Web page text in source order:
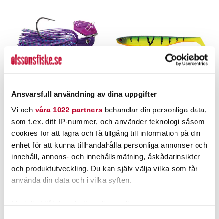
Ansvarsfull användning av dina uppgifter
Vi och våra 1022 partners behandlar din personliga data,
som t.ex. ditt IP-nummer, och använder teknologi såsom
cookies för att lagra och få tillgång till information på din
enhet för att kunna tillhandahålla personliga annonser och
innehåll, annons- och innehållsmätning, åskådarinsikter
och produktutveckling. Du kan själv välja vilka som får
använda din data och i vilka syften.
Strike Pro Strike Pro RatN
Chat 14g
Nuvarande pris
125,00 krTidigare pris
139,00 kr
125,00 kr
139,00 kr
FINNS I LAGER.
LÄS MER
Westin Shadteez Slim
7,5cm 3st
Nuvarande pris:
65,00 krTidigare pris:
74,95 kr
65,00 kr
74,95 kr
FINNS I LAGER.
LÄS MER